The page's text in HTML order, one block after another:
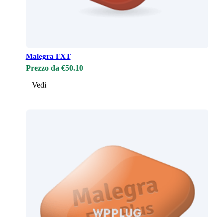
Malegra FXT
Prezzo da €50.10
Vedi